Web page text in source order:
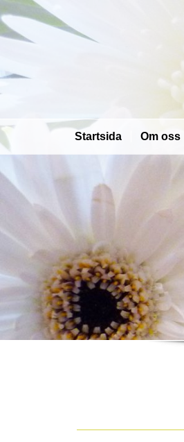
Startsida Om oss